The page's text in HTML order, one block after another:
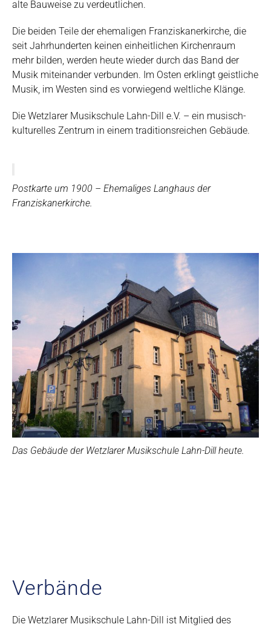
alte Bauweise zu verdeutlichen.
Die beiden Teile der ehemaligen Franziskanerkirche, die
seit Jahrhunderten keinen einheitlichen Kirchenraum
mehr bilden, werden heute wieder durch das Band der
Musik miteinander verbunden. Im Osten erklingt geistliche
Musik, im Westen sind es vorwiegend weltliche Klänge.
Die Wetzlarer Musikschule Lahn-Dill e.V. – ein musisch-
kulturelles Zentrum in einem traditionsreichen Gebäude.
Postkarte um 1900 – Ehemaliges Langhaus der
Franziskanerkirche.
Das Gebäude der Wetzlarer Musikschule Lahn-Dill heute.
Verbände
Die Wetzlarer Musikschule Lahn-Dill ist Mitglied des